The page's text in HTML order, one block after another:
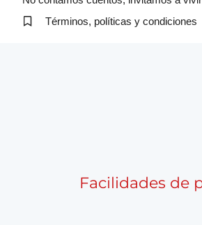
Términos, políticas y condiciones
Facilidades de